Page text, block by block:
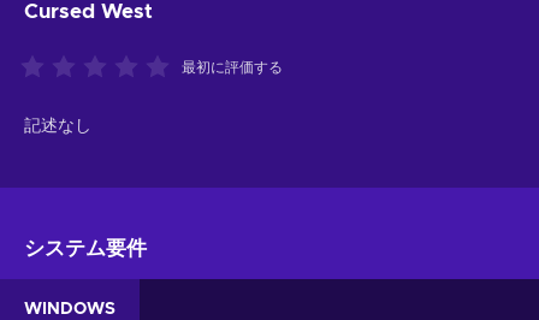
Cursed West
最初に評価する
記述なし
システム要件
WINDOWS